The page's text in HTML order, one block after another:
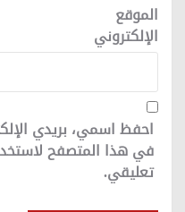
الموقع
الإلكتروني
احفظ اسمي، بريدي
في هذا المتصفح
تعليقي.